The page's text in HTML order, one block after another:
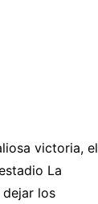
victoria, el
La
dejar los